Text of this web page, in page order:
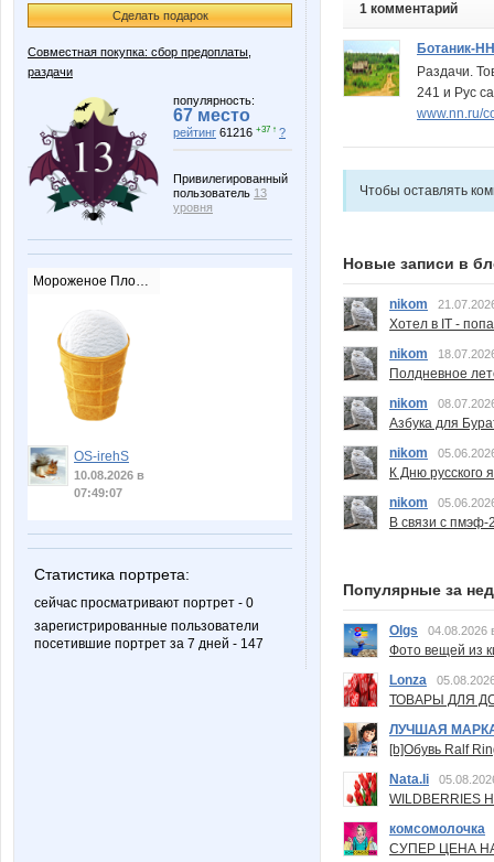
Сделать подарок
Совместная покупка: сбор предоплаты,
раздачи
популярность:
67 место
рейтинг 61216 +37 ↑ ?
Привилегированный
пользователь 13
уровня
Мороженое Пломбир
OS-irehS
10.08.2026 в
07:49:07
Статистика портрета:
сейчас просматривают портрет - 0
зарегистрированные пользователи
посетившие портрет за 7 дней - 147
1 комментарий
Ботаник-НН
Раздачи.
241 и Рус
www.nn.ru/
Чтобы оставлять
Новые записи в
nikom
Хотел в IT -
nikom
Полдневное
nikom
Азбука для
nikom
К Дню русского
nikom
В связи с пмэф-
Популярные за
Olgs 04.08.2026
Фото вещей из
Lonza
ТОВАРЫ ДЛЯ
ЛУЧШАЯ
[b]Обувь Ralf
Nata.li
комсомолочка
СУПЕР ЦЕНА